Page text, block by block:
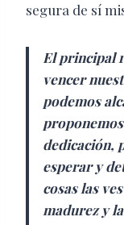
segura de sí
El principal
vencer
podemos
dedicación,
esperar y
cosas las
madurez y